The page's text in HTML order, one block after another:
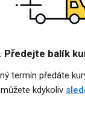
Předejte balík
termín předáte
můžete kdykoliv